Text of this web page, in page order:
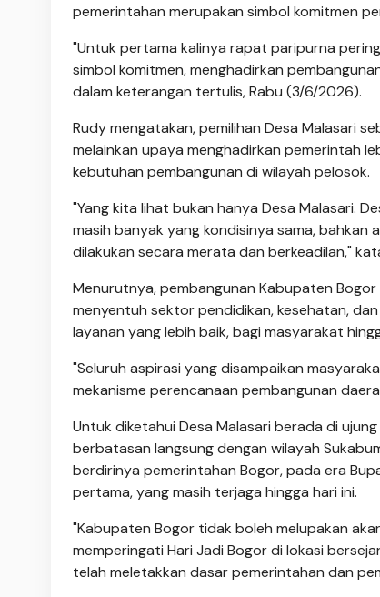
pemerintahan merupakan simbol komitmen
"Untuk pertama kalinya rapat paripurna
simbol komitmen, menghadirkan
dalam keterangan tertulis, Rabu (3/6/2026).
Rudy mengatakan, pemilihan Desa Malasari
melainkan upaya menghadirkan pemerintah
kebutuhan pembangunan di wilayah pelosok.
"Yang kita lihat bukan hanya Desa Malasari.
masih banyak yang kondisinya sama,
dilakukan secara merata dan berkeadilan,"
Menurutnya, pembangunan Kabupaten
menyentuh sektor pendidikan, kesehatan,
layanan yang lebih baik, bagi masyarakat
"Seluruh aspirasi yang disampaikan
mekanisme perencanaan pembangunan
Untuk diketahui Desa Malasari berada di
berbatasan langsung dengan wilayah
berdirinya pemerintahan Bogor, pada era
pertama, yang masih terjaga hingga hari ini.
"Kabupaten Bogor tidak boleh melupakan
memperingati Hari Jadi Bogor di lokasi
telah meletakkan dasar pemerintahan dan